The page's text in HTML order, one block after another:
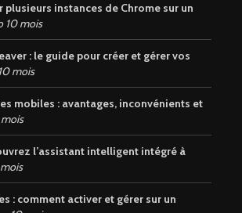
plusieurs instances de Chrome sur un
10 mois
: le guide pour créer et gérer vos
mois
mobiles : avantages, inconvénients et
l’assistant intelligent intégré à
: comment activer et gérer sur un